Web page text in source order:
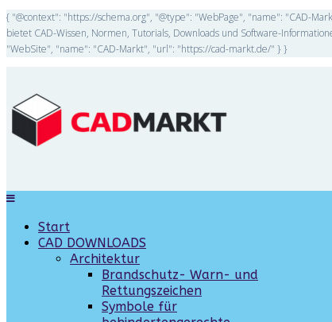
{ "@context": "https://schema.org", "@type": "WebPage", "name": "CAD-
bietet CAD-Wissen, Normen, Tutorials, Downloads und Software-
"WebSite", "name": "CAD-Markt", "url": "https://cad-markt.de/" } }
Start
CAD DOWNLOADS
Architektur
Brandschutz- Warn- und
Rettungszeichen
Symbole für